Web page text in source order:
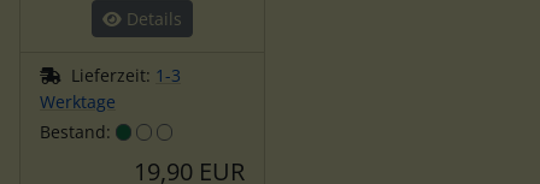
Details
Lieferzeit: 1-3
Werktage
Bestand:
19,90 EUR